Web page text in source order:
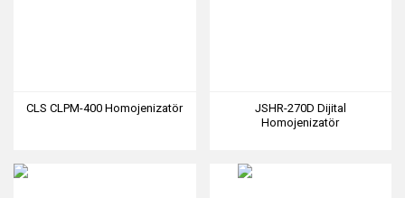
CLS CLPM-400 Homojenizatör
JSHR-270D Dijital
Homojenizatör